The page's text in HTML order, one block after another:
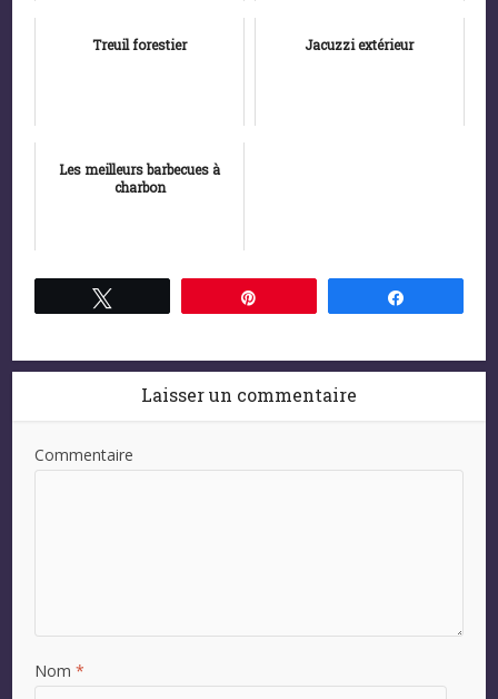
Treuil forestier Jacuzzi extérieur
Les meilleurs barbecues à
charbon
Laisser un commentaire
Commentaire
Nom*